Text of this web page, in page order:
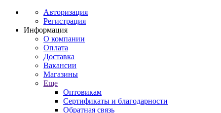
Авторизация
Регистрация
Информация
О компании
Оплата
Доставка
Вакансии
Магазины
Еще
Оптовикам
Сертификаты и благодарности
Обратная связь